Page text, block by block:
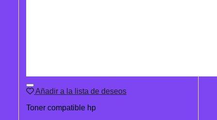
Añadir a la lista de deseos
Toner compatible hp